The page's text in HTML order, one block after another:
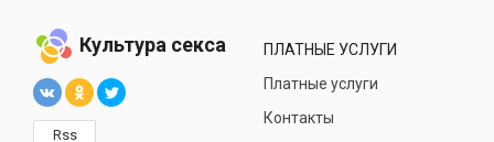
Культура секса
Rss
ПЛАТНЫЕ УСЛУГИ
Платные услуги
Контакты